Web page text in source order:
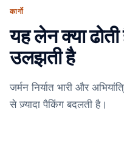
कार्गो
यह लेन क्या
उलझती है
जर्मन निर्यात भारी और
से ज़्यादा पैकिंग बदलती है।